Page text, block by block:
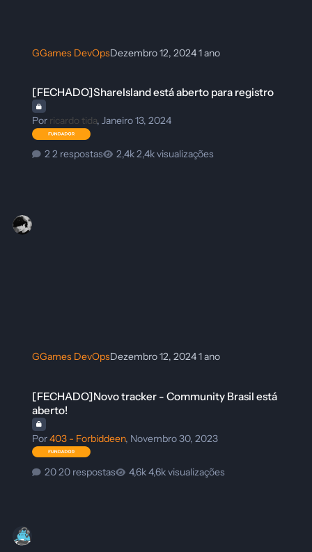
GGames DevOpsDezembro 12, 20241 ano
[FECHADO]ShareIsland está aberto para registro
Por ricardo tida,Janeiro 13, 2024
2 respostas 2,4k visualizações
GGames DevOpsDezembro 12, 20241 ano
[FECHADO]Novo tracker - Community Brasil está
aberto!
Por403 - Forbiddeen, Novembro 30, 2023
20 respostas 4,6k visualizações